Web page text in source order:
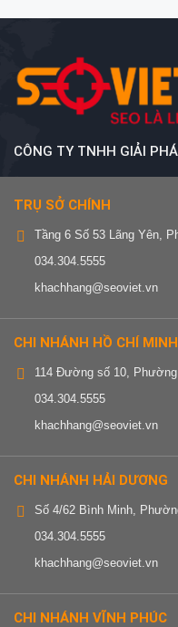
CÔNG TY TNHH GIẢI
TRỤ SỞ CHÍNH
Tầng 6 Số 53 Lãng Yên,
034.304.5555
khachhang@seoviet.vn
CHI NHÁNH HỒ CHÍ MINH
114 Đường số 10,
034.304.5555
khachhang@seoviet.vn
CHI NHÁNH HẢI DƯƠNG
Số 4/62 Bình Minh,
034.304.5555
khachhang@seoviet.vn
CHI NHÁNH VĨNH PHÚC